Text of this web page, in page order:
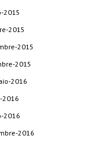
2015
2015
2015
2015
2016
2016
2016
2016